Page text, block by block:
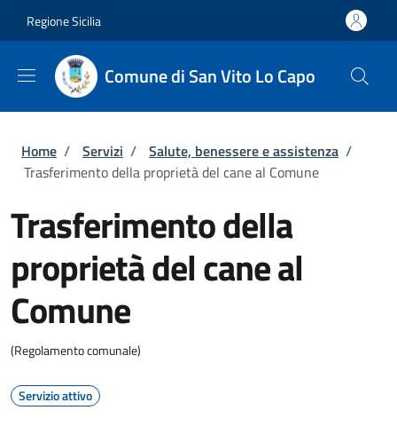
Regione Sicilia
Comune di San Vito Lo Capo
Briciole di pane
Home / Servizi / Salute, benessere e assistenza /
Trasferimento della proprietà del cane al Comune
Trasferimento della
proprietà del cane al
Comune
(Regolamento comunale)
Servizio attivo